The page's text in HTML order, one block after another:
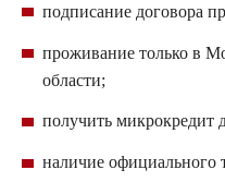
подписание договора
проживание только в
области;
получитьмикрокредит
наличие официального